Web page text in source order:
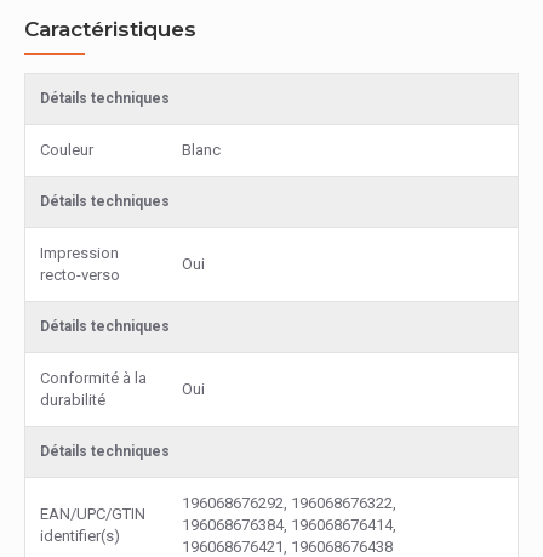
Caractéristiques
Détails techniques
Couleur Blanc
Détails techniques
Impression
recto-verso
Oui
Détails techniques
Conformité à la
durabilité
Oui
Détails techniques
EAN/UPC/GTIN
identifier(s)
196068676292, 196068676322,
196068676384, 196068676414,
196068676421, 196068676438